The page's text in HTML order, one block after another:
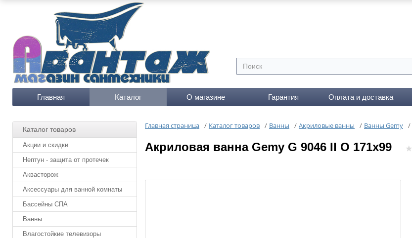
Главная Каталог О магазине Гарантия Оплата и доставка
Каталог товаров
Акции и скидки
Нептун - защита от протечек
Аквасторож
Аксессуары для ванной комнаты
Бассейны СПА
Ванны
Влагостойкие телевизоры
Главная страница / Каталог товаров / Ванны / Акриловые ванны / Ванны Gemy /
Акриловая ванна Gemy G 9046 II O 171x99